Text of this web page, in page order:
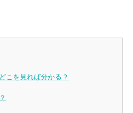
こを見れば分かる？